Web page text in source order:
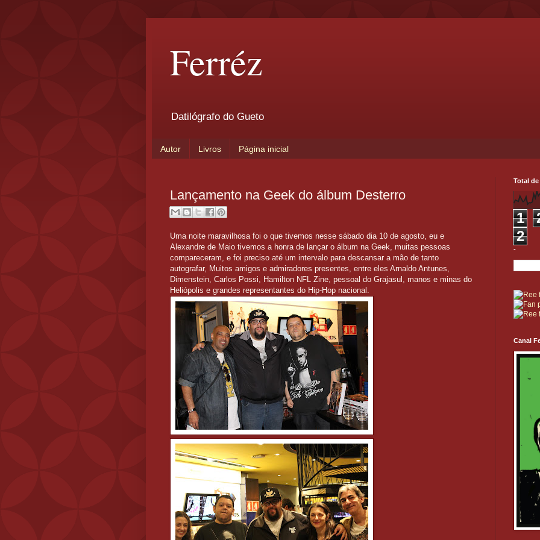
Ferréz
Datilógrafo do Gueto
Autor Livros Página inicial
Lançamento na Geek do álbum Desterro
Uma noite maravilhosa foi o que tivemos nesse sábado dia 10 de agosto, eu e
Alexandre de Maio tivemos a honra de lançar o álbum na Geek, muitas pessoas
compareceram, e foi preciso até um intervalo para descansar a mão de tanto
autografar, Muitos amigos e admiradores presentes, entre eles Arnaldo Antunes,
Dimenstein, Carlos Possi, Hamilton NFL Zine, pessoal do Grajasul, manos e minas do
Heliópolis e grandes representantes do Hip-Hop nacional.
Total
1
2
-
Canal